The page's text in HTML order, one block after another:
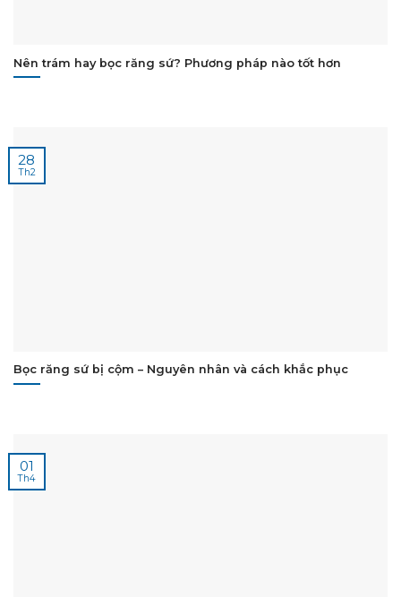
Nên trám hay bọc răng sứ? Phương pháp nào tốt hơn
Bọc răng sứ bị cộm – Nguyên nhân và cách khắc phục
28
Th2
01
Th4